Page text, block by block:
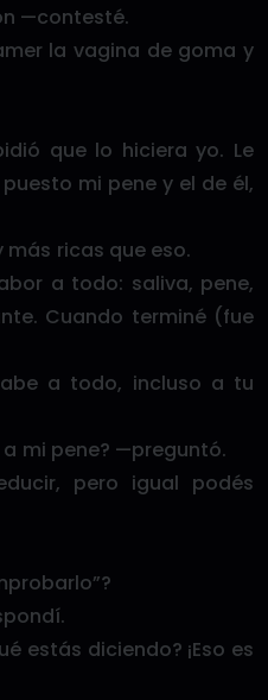
—contesté.
la vagina de goma y
que lo hiciera yo. Le
mi pene y el de él,
ricas que eso.
a todo: saliva, pene,
Cuando terminé (fue
a todo, incluso a tu
mi pene? —preguntó.
pero igual podés
estás diciendo? ¡Eso es